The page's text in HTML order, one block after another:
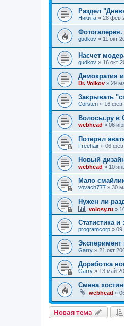
Раздел
Hикита » 28 фев
gudkov » 11 окт
Насчет
gudkov » 16 окт
Демократия
Dr. Volkov » 29
Закрывать
Corsten » 16 фев
Волосы.ру в
webhead » 06
Потерял
Freehair » 06 фев
Новый
webhead » 10
Мало
vovach777 » 30
Нужен ли
volosy.ru »
Статистика и
programcorp » 09
Эксперимент
Garry » 21 окт
Доработка
Garry » 13 май
Смена
webhead »
Новая тема